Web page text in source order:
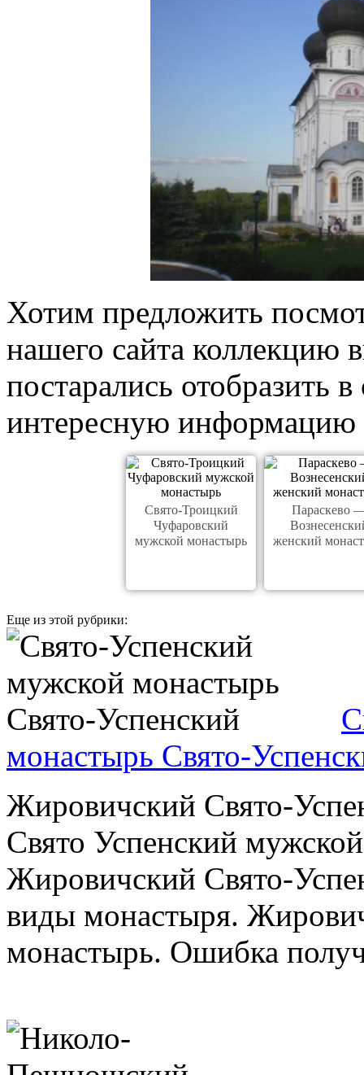
Хотим предложить
нашего сайта коллекцию
постарались отобразить
интересную информацию
Свято-Троицкий
Чуфаровский
мужской монастырь
Параскево
женский
Еще из этой рубрики:
монастырь Свято-
Жировичский Свято-
Свято Успенский
Жировичский Свято-
виды монастыря.
монастырь. Ошибка